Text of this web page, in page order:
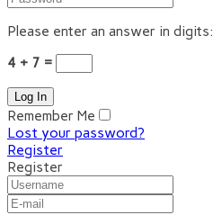
Please enter an answer in digits:
4 + 7 =
Remember Me
Lost your password?
Register
Register